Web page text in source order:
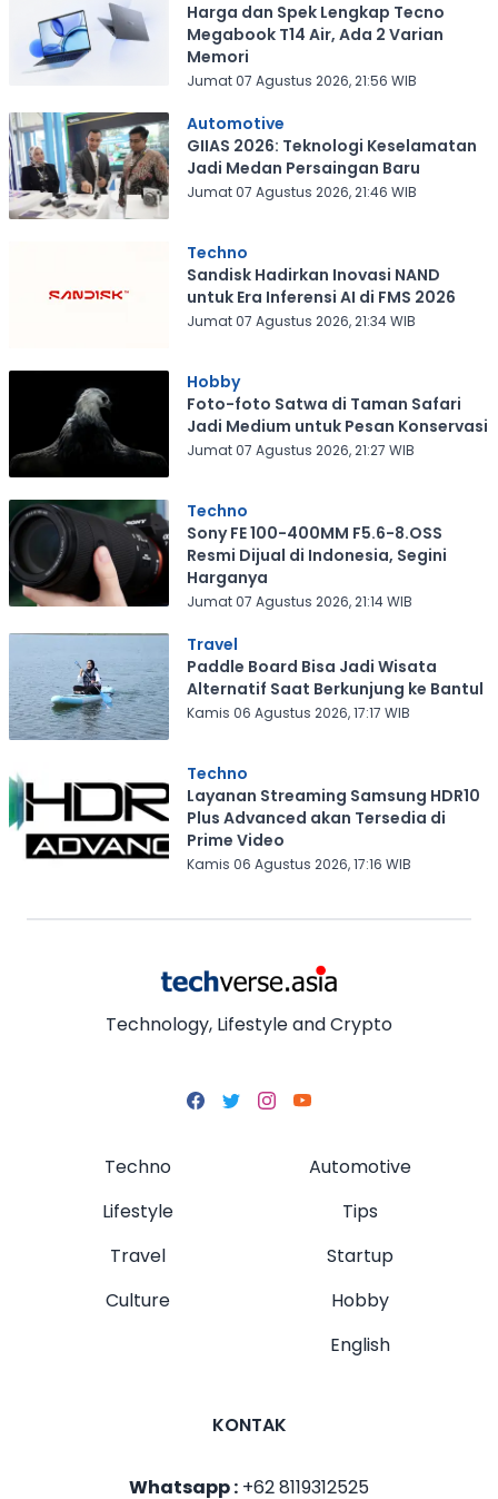
Harga dan Spek Lengkap Tecno
Megabook T14 Air, Ada 2 Varian
Memori
Jumat 07 Agustus 2026, 21:56 WIB
Automotive
GIIAS 2026: Teknologi Keselamatan
Jadi Medan Persaingan Baru
Jumat 07 Agustus 2026, 21:46 WIB
Techno
Sandisk Hadirkan Inovasi NAND
untuk Era Inferensi AI di FMS 2026
Jumat 07 Agustus 2026, 21:34 WIB
Hobby
Foto-foto Satwa di Taman Safari
Jadi Medium untuk Pesan Konservasi
Jumat 07 Agustus 2026, 21:27 WIB
Techno
Sony FE 100-400MM F5.6-8.OSS
Resmi Dijual di Indonesia, Segini
Harganya
Jumat 07 Agustus 2026, 21:14 WIB
Travel
Paddle Board Bisa Jadi Wisata
Alternatif Saat Berkunjung ke Bantul
Kamis 06 Agustus 2026, 17:17 WIB
Techno
Layanan Streaming Samsung HDR10
Plus Advanced akan Tersedia di
Prime Video
Kamis 06 Agustus 2026, 17:16 WIB
Technology, Lifestyle and Crypto
Techno
Lifestyle
Travel
Culture
Automotive
Tips
Startup
Hobby
English
KONTAK
Whatsapp : +62 8119312525